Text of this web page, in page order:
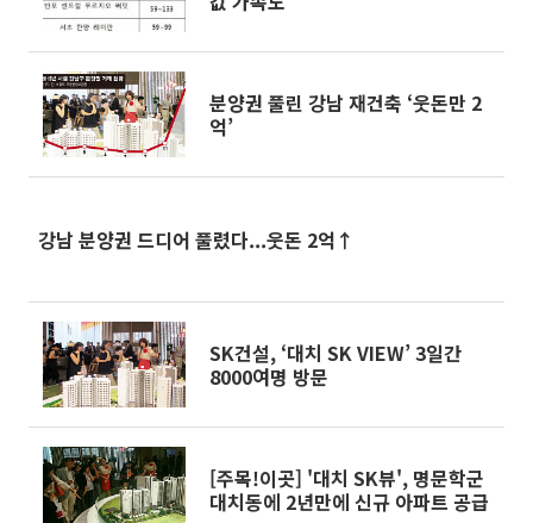
분양권 풀린 강남 재건축 ‘웃돈만 2
억’
강남 분양권 드디어 풀렸다...웃돈 2억↑
SK건설, ‘대치 SK VIEW’ 3일간
8000여명 방문
[주목!이곳] '대치 SK뷰', 명문학군
대치동에 2년만에 신규 아파트 공급